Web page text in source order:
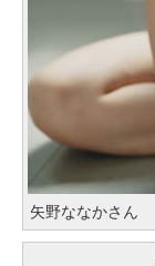
矢野ななかさん